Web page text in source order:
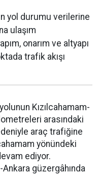
yol durumu verilerine
ulaşım
onarım ve altyapı
trafik akışı
Kızılcahamam-
arasındaki
araç trafiğine
yönündeki
ediyor.
Ankara güzergâhında